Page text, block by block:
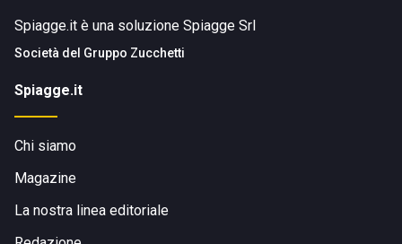
Spiagge.it è una soluzione Spiagge Srl
Società del Gruppo Zucchetti
Spiagge.it
Chi siamo
Magazine
La nostra linea editoriale